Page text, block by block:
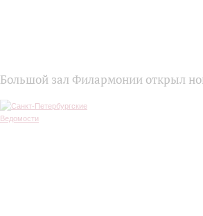
Большой зал Филармонии открыл